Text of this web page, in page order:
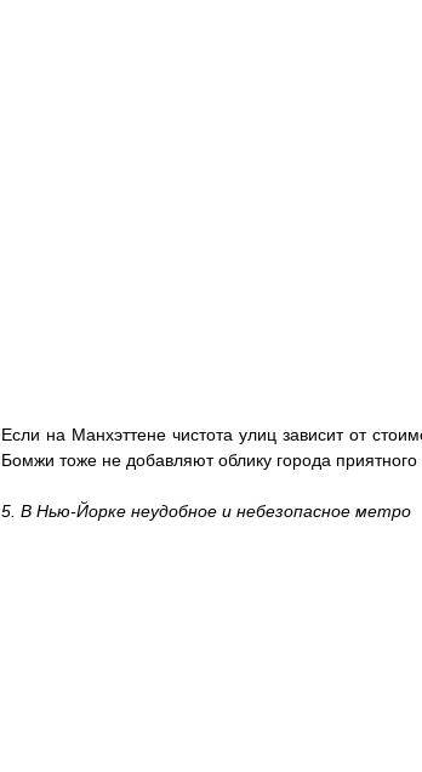
Если на Манхэттене чистота улиц зависит от
Бомжи тоже не добавляют облику города приятного
5. В Нью-Йорке неудобное и небезопасное метро